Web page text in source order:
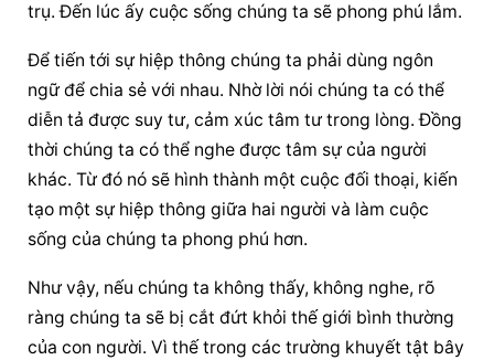
trụ. Đến lúc ấy cuộc sống chúng ta sẽ phong phú lắm.
Để tiến tới sự hiệp thông chúng ta phải dùng ngôn
ngữ để chia sẻ với nhau. Nhờ lời nói chúng ta có thể
diễn tả được suy tư, cảm xúc tâm tư trong lòng. Đồng
thời chúng ta có thể nghe được tâm sự của người
khác. Từ đó nó sẽ hình thành một cuộc đối thoại, kiến
tạo một sự hiệp thông giữa hai người và làm cuộc
sống của chúng ta phong phú hơn.
Như vậy, nếu chúng ta không thấy, không nghe, rõ
ràng chúng ta sẽ bị cắt đứt khỏi thế giới bình thường
của con người. Vì thế trong các trường khuyết tật bây